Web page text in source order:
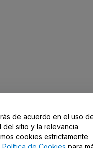
de acuerdo en el uso
del sitio y la relevancia
cookies estrictamente
Política de Cookies para